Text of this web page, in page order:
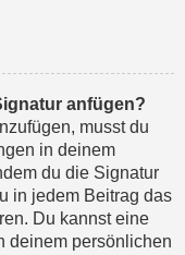
anfügen?
musst du
in deinem
du die Signatur
in jedem Beitrag das
Du kannst eine
deinem persönlichen